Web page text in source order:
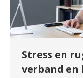
Stress en
verband en